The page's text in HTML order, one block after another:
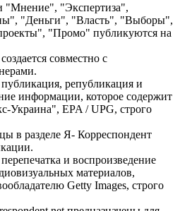
"Мнение", "Экспертиза",
"Деньги", "Власть", "Выборы",
"Промо" публикуются на
совместно с
републикация и
информации, которое содержит
Украина", EPA / UPG, строго
в разделе Я- Корреспондент
и воспроизведение
материалов,
Getty Images, строго